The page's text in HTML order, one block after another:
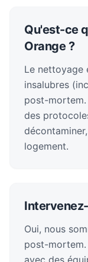
Qu'est-ce
Orange ?
Le nettoyage
insalubres
post-mortem.
des
logement.
Oui, nous
post-mortem.
avec des